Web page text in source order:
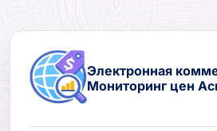
Электронная
Мониторинг цен